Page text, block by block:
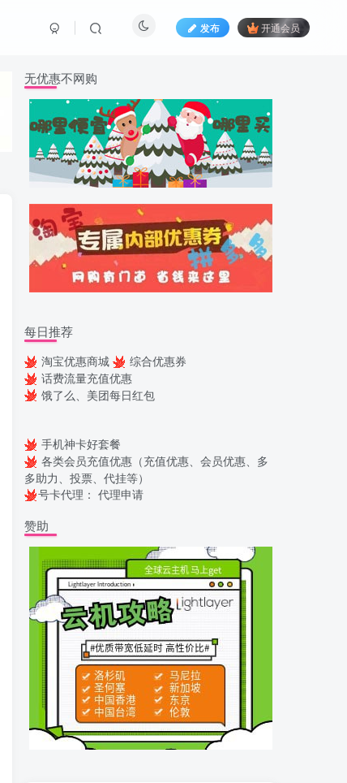
发布 开通会员
无优惠不网购
每日推荐
淘宝优惠商城
综合优惠券
话费流量充值优惠
饿了么、美团每日红包
手机神卡好套餐
各类会员充值优惠（充值优惠、会员优惠、多
多助力、投票、代挂等）
号卡代理： 代理申请
赞助